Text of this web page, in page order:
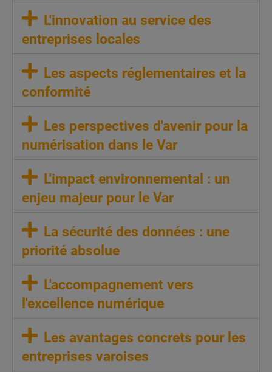
L'innovation au service des
entreprises locales
Les aspects réglementaires et la
conformité
Les perspectives d'avenir pour la
numérisation dans le Var
L'impact environnemental : un
enjeu majeur pour le Var
La sécurité des données : une
priorité absolue
L'accompagnement vers
l'excellence numérique
Les avantages concrets pour les
entreprises varoises